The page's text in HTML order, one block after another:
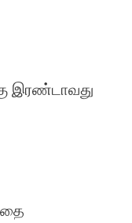
இரண்டாவது